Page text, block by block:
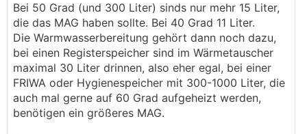
noch eins dazu packen.
MAG Größe sollte ca 10% vom Anlagenvolumen
haben.
Sprich 300ltr Wasserinhalt, MAG Größe wäre
dann ein 35ltr
Bei 50 Grad (und 300 Liter) sinds nur mehr 15 Liter,
die das MAG haben sollte. Bei 40 Grad 11 Liter.
Die Warmwasserbereitung gehört dann noch dazu,
bei einen Registerspeicher sind im Wärmetauscher
maximal 30 Liter drinnen, also eher egal, bei einer
FRIWA oder Hygienespeicher mit 300-1000 Liter, die
auch mal gerne auf 60 Grad aufgeheizt werden,
benötigen ein größeres MAG.